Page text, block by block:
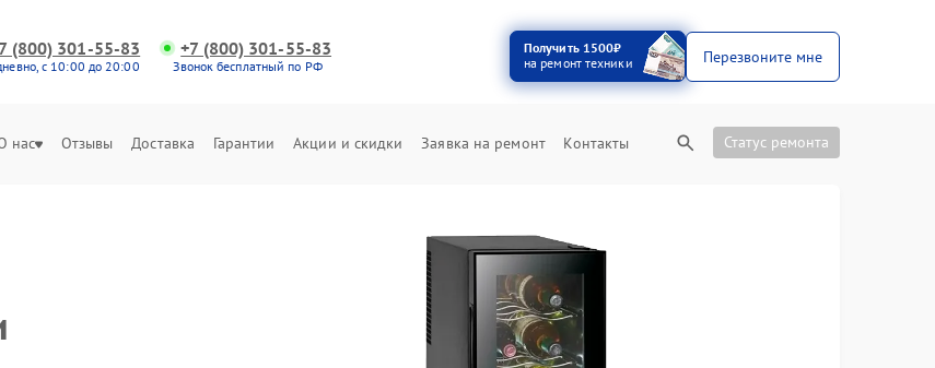
(800) 301-55-83
с 10:00 до 20:00
+7 (800) 301-55-83
Звонок бесплатный по РФ
Получить 1500₽
на ремонт техники
Перезвоните мне
нас Отзывы Доставка Гарантии Акции и скидки Заявка на ремонт Контакты Статус ремонта